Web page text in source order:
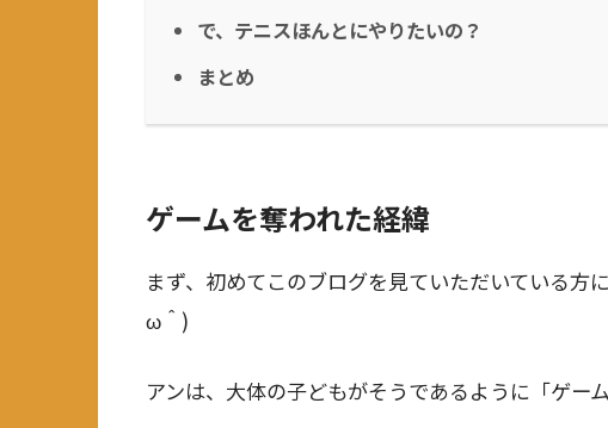
で、テニスほんとにやりたいの？
まとめ
ゲームを奪われた経緯
まず、初めてこのブログを見ていただいている方
ω＾)
アンは、大体の子どもがそうであるように「ゲーム